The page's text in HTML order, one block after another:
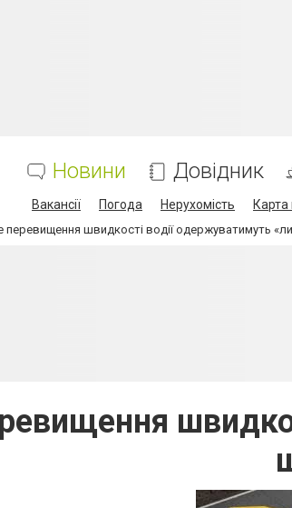
Новини Довідник
Вакансії Погода Нерухомість Карта
перевищення швидкості водії одержуватимуть